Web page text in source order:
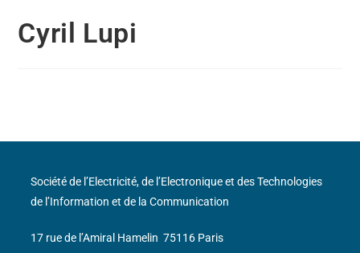
Cyril Lupi
Société de l’Electricité, de l’Electronique et des Technologies
de l’Information et de la Communication
17 rue de l’Amiral Hamelin 75116 Paris